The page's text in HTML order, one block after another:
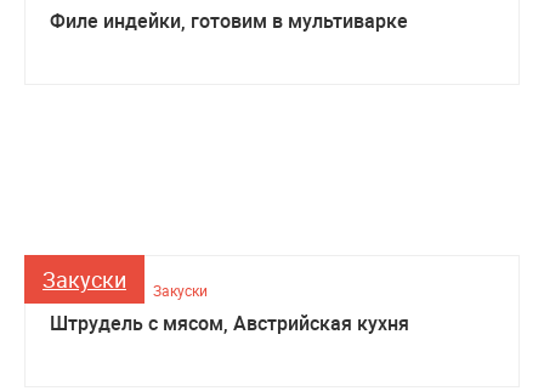
Филе индейки, готовим в мультиварке
Закуски Закуски
Штрудель с мясом, Австрийская кухня